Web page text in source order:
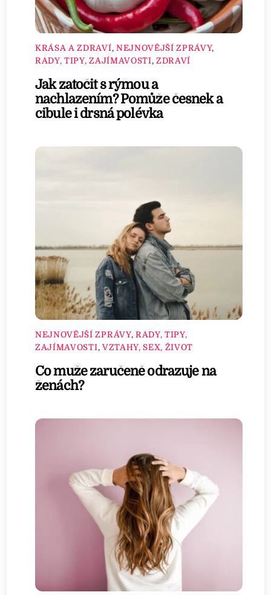
KRÁSA A ZDRAVÍ, NEJNOVĚJŠÍ ZPRÁVY,
RADY, TIPY, ZAJÍMAVOSTI, ZDRAVÍ
Jak zatočit s rýmou a
nachlazením? Pomůže česnek a
cibule i drsná polévka
NEJNOVĚJŠÍ ZPRÁVY, RADY, TIPY,
ZAJÍMAVOSTI, VZTAHY, SEX, ŽIVOT
Co muže zaručeně odrazuje na
ženách?